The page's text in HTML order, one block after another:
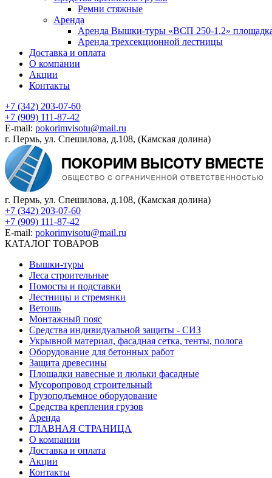
Ремни стяжные
Аренда
Аренда Вышки-туры «ВСП 250-1,2»
Аренда трехсекционной лестницы
Доставка и оплата
О компании
Акции
Контакты
+7 (342) 203-07-60
+7 (909) 111-87-42
E-mail: pokorimvisotu@mail.ru
г. Пермь, ул. Спешилова, д.108, (Камская долина)
г. Пермь, ул. Спешилова, д.108, (Камская долина)
+7 (342) 203-07-60
+7 (909) 111-87-42
E-mail: pokorimvisotu@mail.ru
КАТАЛОГ ТОВАРОВ
Вышки-туры
Леса строительные
Помосты и подставки
Лестницы и стремянки
Ветошь
Монтажный пояс
Средства индивидуальной защиты - СИЗ
Укрывной материал, фасадная сетка, тенты, полога
Оборудование для бетонных работ
Защита древесины
Площадки навесные и люльки фасадные
Мусоропровод строительный
Грузоподъемное оборудование
Средства крепления грузов
Аренда
ГЛАВНАЯ СТРАНИЦА
О компании
Доставка и оплата
Акции
Контакты